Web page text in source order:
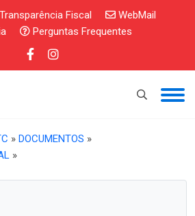
Transparência Fiscal
WebMail
Perguntas Frequentes
» DOCUMENTOS »
»